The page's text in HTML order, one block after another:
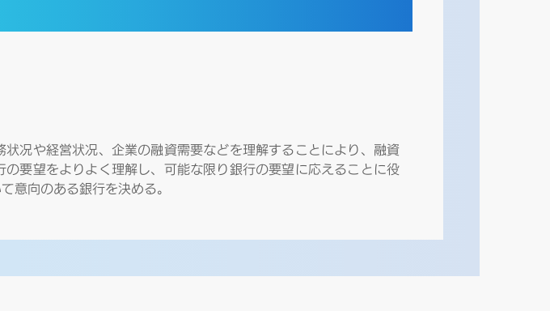
况や経営状况、企業の融資需要などを理解することにより、融資
要望をよりよく理解し、可能な限り銀行の要望に応えることに役
意向のある銀行を決める。